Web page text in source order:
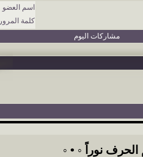
اسم العضو
كلمة المرور
مشاركات اليوم
الحرف نوراً ◦ • ◦